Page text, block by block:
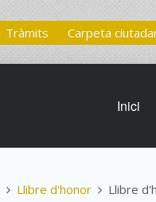
Tràmits Carpeta
Inici
Llibre d'honor Llibre